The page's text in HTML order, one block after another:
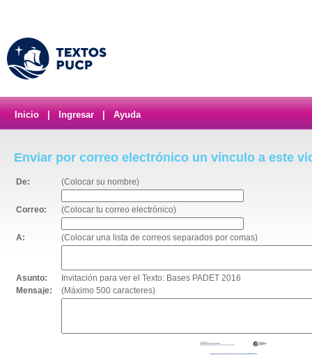
Inicio Ingresar Ayuda
Enviar por correo electrónico un vínculo a este
De: (Colocar su nombre)
Correo: (Colocar tu correo electrónico)
A: (Colocar una lista de correos separados por comas)
Asunto:
Invitación para ver el Texto: Bases PADET 2016
Mensaje:
(Máximo 500 caracteres)